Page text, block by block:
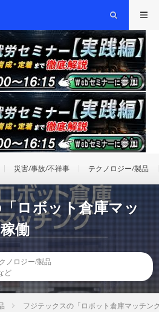
災害/事故/不祥事 テクノロジー/製品
ロボット倉庫マッ
働
ノロジー/製品
ど
フジテックスの「ロボット倉庫マッチン